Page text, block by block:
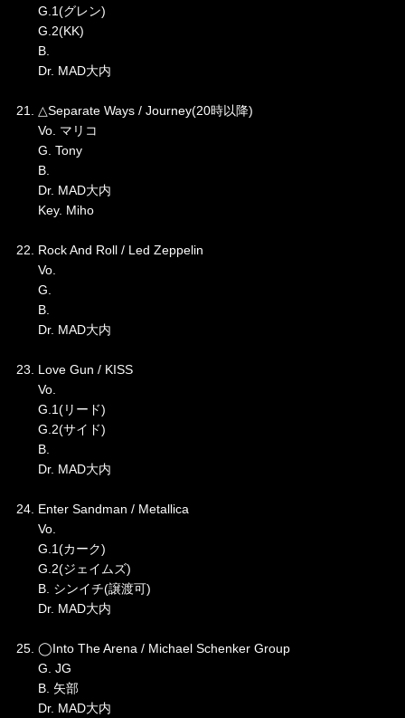
G.1(グレン)
G.2(KK)
B.
Dr. MAD大内
21. △Separate Ways / Journey(20時以降)
Vo. マリコ
G. Tony
B.
Dr. MAD大内
Key. Miho
22. Rock And Roll / Led Zeppelin
Vo.
G.
B.
Dr. MAD大内
23. Love Gun / KISS
Vo.
G.1(リード)
G.2(サイド)
B.
Dr. MAD大内
24. Enter Sandman / Metallica
Vo.
G.1(カーク)
G.2(ジェイムズ)
B. シンイチ(譲渡可)
Dr. MAD大内
25. ◯Into The Arena / Michael Schenker Group
G. JG
B. 矢部
Dr. MAD大内